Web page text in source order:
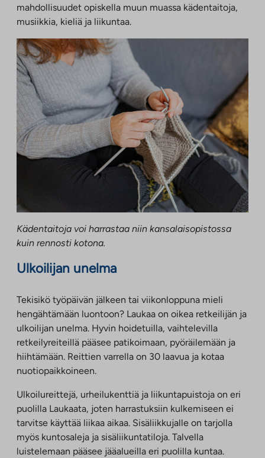
mahdollisuudet opiskella muun muassa kädentaitoja,
musiikkia, kieliä ja liikuntaa.
Kädentaitoja voi harrastaa niin kansalaisopistossa
kuin rennosti kotona.
Ulkoilijan unelma
Tekisikö työpäivän jälkeen tai viikonloppuna mieli
hengähtämään luontoon? Laukaa on oikea retkeilijän ja
ulkoilijan unelma. Hyvin hoidetuilla, vaihtelevilla
retkeilyreiteillä pääsee patikoimaan, pyöräilemään ja
hiihtämään. Reittien varrella on 30 laavua ja kotaa
nuotiopaikkoineen.
Ulkoilureittejä, urheilukenttiä ja liikuntapuistoja on eri
puolilla Laukaata, joten harrastuksiin kulkemiseen ei
tarvitse käyttää liikaa aikaa. Sisäliikkujalle on tarjolla
myös kuntosaleja ja sisäliikuntatiloja. Talvella
luistelemaan pääsee jääalueilla eri puolilla kuntaa.